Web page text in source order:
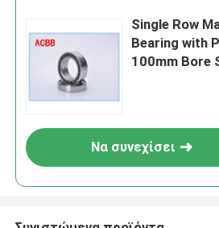
Single Row
Bearing with
100mm Bore
Να συνεχίσει